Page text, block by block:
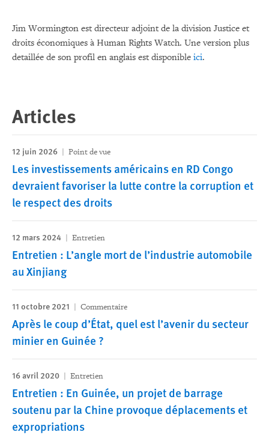
Jim Wormington est directeur adjoint de la division Justice et
droits économiques à Human Rights Watch. Une version plus
detaillée de son profil en anglais est disponible ici.
Articles
12 juin 2026 Point de vue
Les investissements américains en RD Congo
devraient favoriser la lutte contre la corruption et
le respect des droits
12 mars 2024 Entretien
Entretien : L’angle mort de l’industrie automobile
au Xinjiang
11 octobre 2021 Commentaire
Après le coup d’État, quel est l’avenir du secteur
minier en Guinée ?
16 avril 2020 Entretien
Entretien : En Guinée, un projet de barrage
soutenu par la Chine provoque déplacements et
expropriations